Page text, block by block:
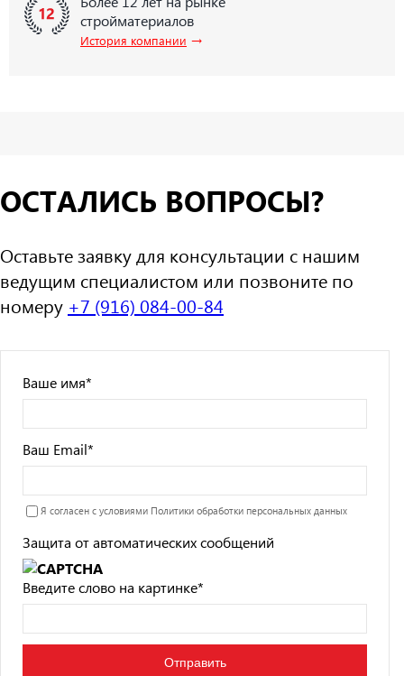
стройматериалов
История компании →
ОСТАЛИСЬ ВОПРОСЫ?
Оставьте заявку для консультации с нашим
ведущим специалистом или позвоните по
номеру +7 (916) 084-00-84
Ваше имя*
Ваш Email*
Я согласен с условиями Политики обработки персональных данных
Защита от автоматических сообщений
Введите слово на картинке*